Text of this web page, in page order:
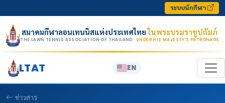
ระบบนักกีฬา
สมาคมกีฬาลอนเทนนิสแห่งประเทศไทยในพระบรมราชูปถัมภ์
THE LAWN TENNIS ASSOCIATION OF THAILAND · UNDER HIS MAJESTY’S PATRONAGE
LTAT EN
ข่าวสาร